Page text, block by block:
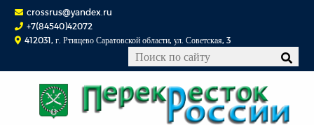
crossrus@yandex.ru
+7(84540)42072
412031, г. Ртищево Саратовской области, ул. Советская, 3